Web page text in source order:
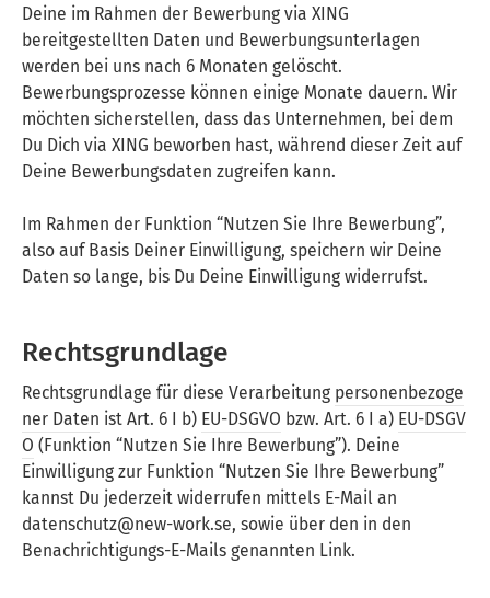
Deine im Rahmen der Bewerbung via XING
bereitgestellten Daten und Bewerbungsunterlagen
werden bei uns nach 6 Monaten gelöscht.
Bewerbungsprozesse können einige Monate dauern. Wir
möchten sicherstellen, dass das Unternehmen, bei dem
Du Dich via XING beworben hast, während dieser Zeit auf
Deine Bewerbungsdaten zugreifen kann.
Im Rahmen der Funktion “Nutzen Sie Ihre Bewerbung”,
also auf Basis Deiner Einwilligung, speichern wir Deine
Daten so lange, bis Du Deine Einwilligung widerrufst.
Rechtsgrundlage
Rechtsgrundlage für diese Verarbeitung personenbezoge
ner Daten ist Art. 6 I b) EU-DSGVO bzw. Art. 6 I a) EU-DSGV
O (Funktion “Nutzen Sie Ihre Bewerbung”). Deine
Einwilligung zur Funktion “Nutzen Sie Ihre Bewerbung”
kannst Du jederzeit widerrufen mittels E-Mail an
datenschutz@new-work.se, sowie über den in den
Benachrichtigungs-E-Mails genannten Link.